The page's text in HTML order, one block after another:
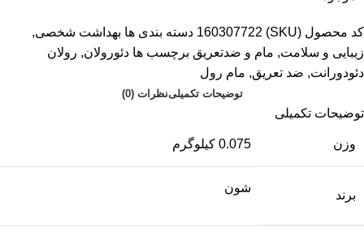
کد محصول (SKU) 160307722 دسته بندی ها بهداشت شخصی,
زیبایی و سلامت, مام و ضدتعریق برچسب ها دئورولان, رولان
دئودورانت, ضد تعریق, مام رول
توضیحات تکمیلینظرات (0)
توضیحات تکمیلی
وزن 0.075 کیلوگرم
برند
شون